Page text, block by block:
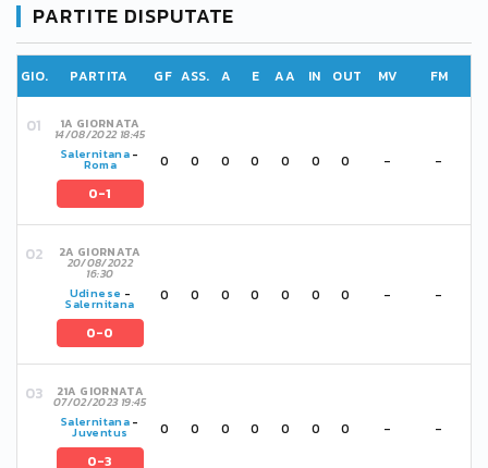
PARTITE DISPUTATE
GIO. PARTITA GF ASS. A E AA IN OUT MV FM
1A GIORNATA
14/08/2022 18:45
Salernitana-
Roma
0-1
0 0 0 0 0 0 0 - -
2A GIORNATA
20/08/2022
16:30
Udinese -
Salernitana
0-0
0 0 0 0 0 0 0 - -
21A GIORNATA
07/02/2023 19:45
Salernitana-
Juventus
0-3
0 0 0 0 0 0 0 - -